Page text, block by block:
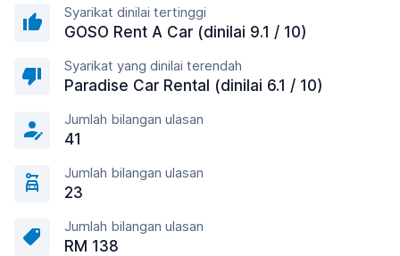
Syarikat dinilai tertinggi
GOSO Rent A Car (dinilai 9.1 / 10)
Syarikat yang dinilai terendah
Paradise Car Rental (dinilai 6.1 / 10)
Jumlah bilangan ulasan
41
Jumlah bilangan ulasan
23
Jumlah bilangan ulasan
RM 138